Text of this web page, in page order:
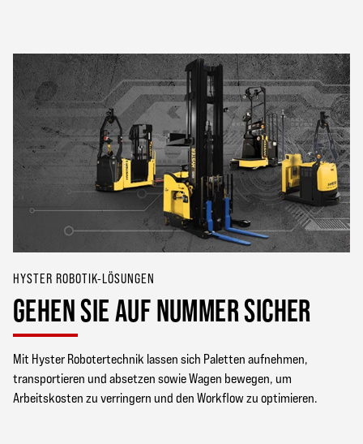
HYSTER ROBOTIK-LÖSUNGEN
GEHEN SIE AUF NUMMER SICHER
Mit Hyster Robotertechnik lassen sich Paletten aufnehmen,
transportieren und absetzen sowie Wagen bewegen, um
Arbeitskosten zu verringern und den Workflow zu optimieren.